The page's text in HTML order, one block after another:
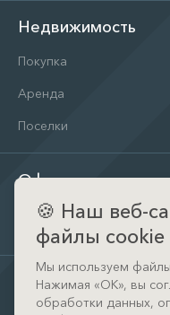
Недвижимость
Покупка
Аренда
Поселки
Офис
д. Тимошкино, ул.
Истра)
🍪 Наш веб-
файлы cookie
Мы используем
Нажимая «ОК», вы
обработки данных,